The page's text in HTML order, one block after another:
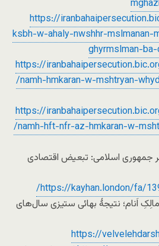
https://
ksbh-w-ahaly-nwshhr-
ghyrmslman-
https://
/namh-hmkaran-w-mshtryan-
https://
/namh-hft-nfr-az-hmkaran-w-
رهبر جمهوری اسلامی: تبعیض اقتصادی
https://kayhan.london/fa/
اَنام؛ نتیجۀ بهائی ستیزی سال‌های
https://